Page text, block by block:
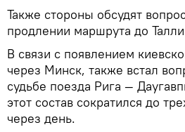
Также стороны обсудят
продлении маршрута до
В связи с появлением
через Минск, также встал
судьбе поезда Рига —
этот состав сократился до
через день.